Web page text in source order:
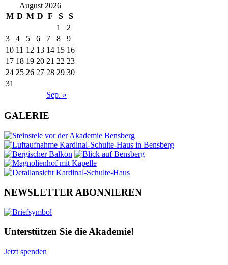
August 2026
M D M D F S S
Sep. »
1
2
3
4 5 6 7 8
9
10 11 12 13 14 15 16
17 18 19 20 21 22 23
24 25 26 27 28 29 30
31
GALERIE
NEWSLETTER ABONNIEREN
Unterstützen Sie die Akademie!
Jetzt spenden